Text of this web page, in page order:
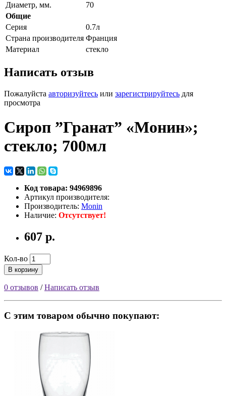
Диаметр, мм.
70
Общие
Серия
0.7л
Страна производителя Франция
Материал
стекло
Написать отзыв
Пожалуйста авторизуйтесь или зарегистрируйтесь для
просмотра
Сироп ”Гранат” «Монин»;
стекло; 700мл
Код товара: 94969896
Артикул производителя:
Производитель: Monin
Наличие: Отсутствует!
607 р.
Кол-во
В корзину
0 отзывов /Написать отзыв
С этим товаром обычно покупают: